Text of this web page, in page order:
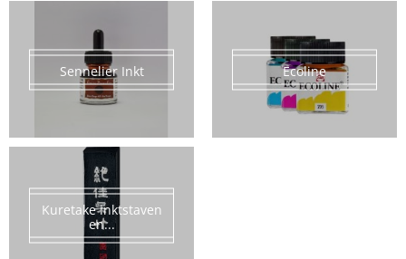
Sennelier Inkt Ecoline
Kuretake inktstaven
en...